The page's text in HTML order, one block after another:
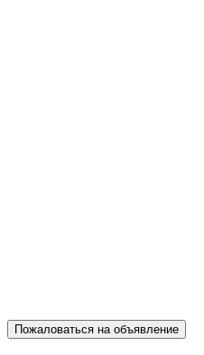
Пожаловаться на объявление